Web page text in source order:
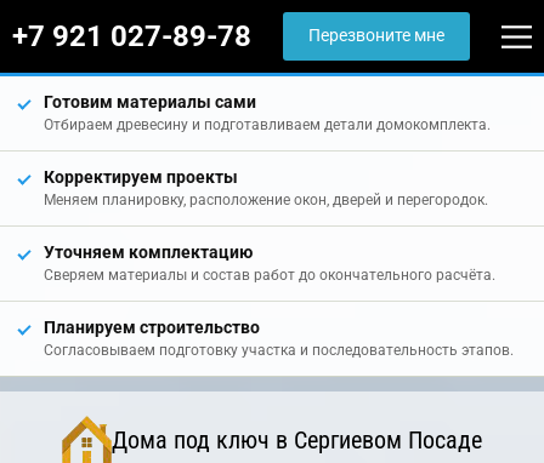
+7 921 027-89-78 Перезвоните мне
Готовим материалы сами
Отбираем древесину и подготавливаем детали домокомплекта.
Корректируем проекты
Меняем планировку, расположение окон, дверей и перегородок.
Уточняем комплектацию
Сверяем материалы и состав работ до окончательного расчёта.
Планируем строительство
Согласовываем подготовку участка и последовательность этапов.
Дома под ключ в Сергиевом Посаде